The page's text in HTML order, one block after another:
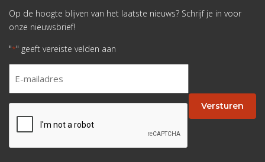
Op de hoogte blijven van het laatste nieuws? Schrijf je in voor
onze nieuwsbrief!
"*" geeft vereiste velden aan
* Versturen